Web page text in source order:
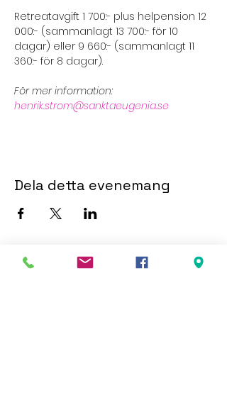
Retreatavgift 1 700:- plus helpension 12
000:- (sammanlagt 13 700:- för 10
dagar) eller 9 660:- (sammanlagt 11
360:- för 8 dagar).
För mer information:
henrik.strom@sanktaeugenia.se
Dela detta evenemang